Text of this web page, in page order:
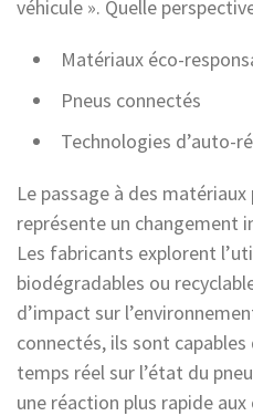
véhicule ». Quelle
Matériaux éco-
Pneus connectés
Technologies d’auto-
Le passage à des
représente un changement
Les fabricants explorent
biodégradables ou
d’impact sur
connectés, ils sont
temps réel sur l’état du
une réaction plus rapide